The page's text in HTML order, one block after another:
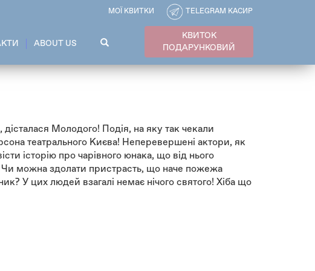
ABOUT US
ПОШУКОВА
ФОРМА
КВИТОК
ПОДАРУНКОВИЙ
МОЇ КВИТКИ TELEGRAM КАСИР
Молодого! Подія, на яку так чекали
театрального Києва! Неперевершені актори, як
історію про чарівного юнака, що від нього
можна здолати пристрасть, що наче пожежа
У цих людей взагалі немає нічого святого! Хіба що